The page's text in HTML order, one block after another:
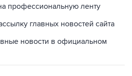
профессиональную ленту
главных новостей сайта
новости в официальном